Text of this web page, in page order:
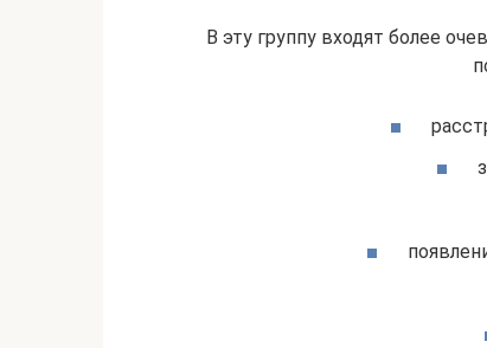
В эту группу входят более